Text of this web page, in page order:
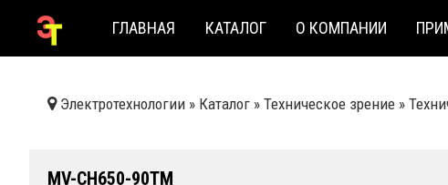
ГЛАВНАЯ КАТАЛОГ О КОМПАНИИ
Электротехнологии » Каталог » Техническое зрение »
MV-CH650-90TM